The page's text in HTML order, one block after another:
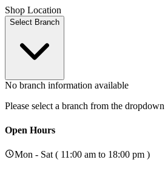
Shop Location
Select Branch
No branch information available
Please select a branch from the dropdown
Open Hours
Mon - Sat ( 11:00 am to 18:00 pm )